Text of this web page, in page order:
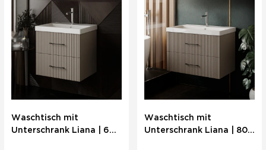
Waschtisch mit
Unterschrank Liana | 60
Waschtisch mit
Unterschrank Liana | 80